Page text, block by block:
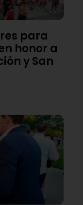
para
honor a
y San